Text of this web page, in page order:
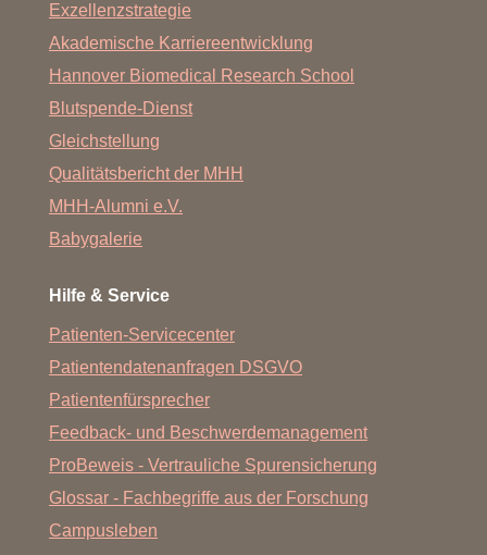
Exzellenzstrategie
Akademische Karriereentwicklung
Hannover Biomedical Research School
Blutspende-Dienst
Gleichstellung
Qualitätsbericht der MHH
MHH-Alumni e.V.
Babygalerie
Hilfe & Service
Patienten-Servicecenter
Patientendatenanfragen DSGVO
Patientenfürsprecher
Feedback- und Beschwerdemanagement
ProBeweis - Vertrauliche Spurensicherung
Glossar - Fachbegriffe aus der Forschung
Campusleben